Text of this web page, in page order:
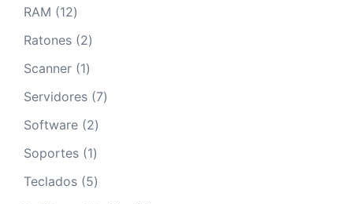
RAM 1212
productos
Ratones 22
productos
Scanner 11
producto
Servidores 77
Software 22
productos
Soportes 11
producto
Teclados 55